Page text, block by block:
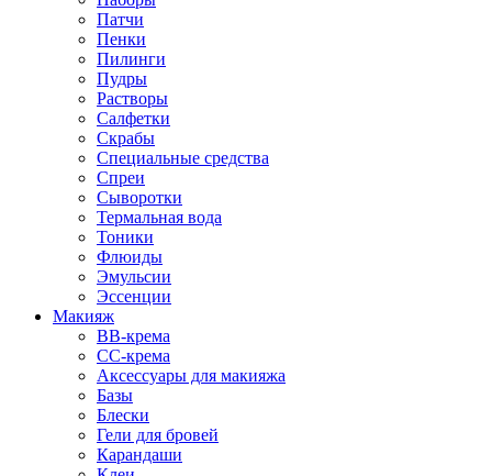
Патчи
Пенки
Пилинги
Пудры
Растворы
Салфетки
Скрабы
Специальные средства
Спреи
Сыворотки
Термальная вода
Тоники
Флюиды
Эмульсии
Эссенции
Макияж
BB-крема
CC-крема
Аксессуары для макияжа
Базы
Блески
Гели для бровей
Карандаши